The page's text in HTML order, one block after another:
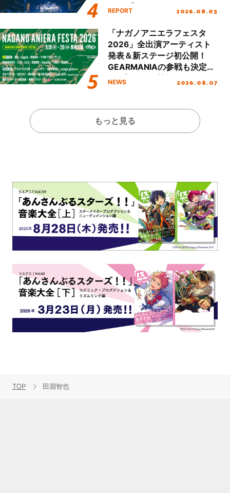
Final「NICE to meet YOU
ート!!
REPORT 2026.08.03
「ナガノアニエラフェスタ
2026」全出演アーティスト
発表＆新ステージ初公開！
GEARMANIAの参戦も決定
し、初となる第3ステージの
NEWS 2026.08.07
もっと見る
TOP 田淵智也